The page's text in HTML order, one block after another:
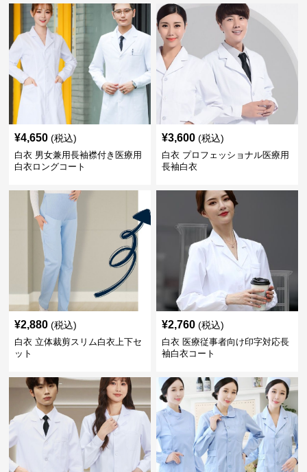
¥4,650 (税込)
白衣 男女兼用長袖襟付き医療用
白衣ロングコート
¥3,600 (税込)
白衣 プロフェッショナル医療用
長袖白衣
¥2,880 (税込)
白衣 立体裁剪スリム白衣上下セ
ット
¥2,760 (税込)
白衣 医療従事者向け印字対応長
袖白衣コート